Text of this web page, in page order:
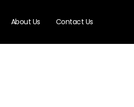
About Us Contact Us